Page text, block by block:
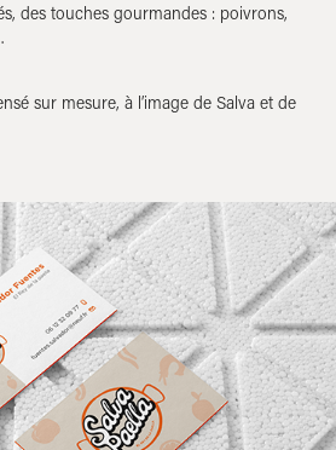
des touches gourmandes : poivrons,
sur mesure, à l’image de Salva et de